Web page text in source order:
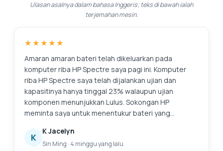
Ulasan asalnya dalam bahasa Inggeris; teks di bawah ialah
terjemahan mesin.
★★★★★
Amaran amaran bateri telah dikeluarkan pada
komputer riba HP Spectre saya pagi ini. Komputer
riba HP Spectre saya telah dijalankan ujian dan
kapasitinya hanya tinggal 23% walaupun ujian
komponen menunjukkan Lulus. Sokongan HP
meminta saya untuk menentukur bateri yang
membosankan, dan ia tidak menyelesaikan isu bateri
asal iaitu kapasiti yang merosot. Sokongan HP juga
K
K Jacelyn
Sin Ming · 4 minggu yang lalu